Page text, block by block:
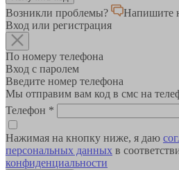
Возникли проблемы?
Напишите
Вход или регистрация
По номеру телефона
Вход с паролем
Введите номер телефона
Мы отправим вам код в смс на
Телефон *
Нажимая на кнопку ниже, я даю
персональных данных в
конфиденциальности